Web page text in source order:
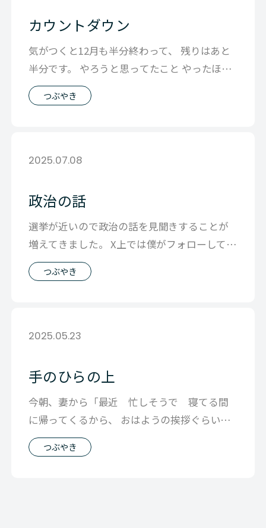
カウントダウン
気がつくと12月も半分終わって、 残りはあと
半分です。 やろうと思ってたこと やったほう
がいいと思ってたこと 迷って進め
つぶやき
2025.07.08
政治の話
選挙が近いので政治の話を見聞きすることが
増えてきました。 X上では僕がフォローしてる
人の傾向なのか、 何がいけてないのか
つぶやき
2025.05.23
手のひらの上
今朝、妻から「最近 忙しそうで 寝てる間
に帰ってくるから、 おはようの挨拶ぐらいし
か 会話してないよね」と言われ じつは
つぶやき